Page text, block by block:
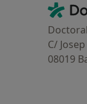
Doctoralia
C/
08019